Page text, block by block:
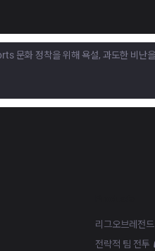
리그오브레전드
전략적 팀 전투